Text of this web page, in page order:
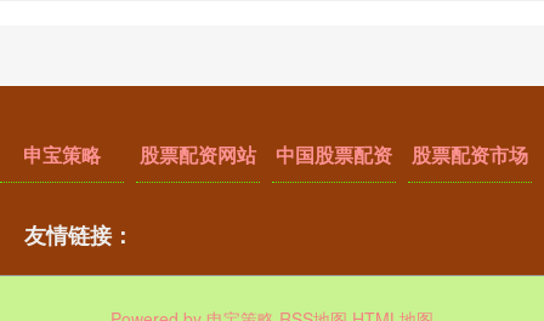
申宝策略 股票配资网站 中国股票配资 股票配资市场
友情链接：